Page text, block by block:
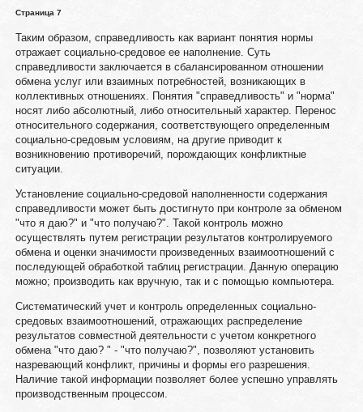
Страница 7
Таким образом, справедливость как вариант понятия нормы
отражает социально-средовое ее наполнение. Суть
справедливости заключается в сбалансированном отношении
обмена услуг или взаимных потребностей, возникающих в
коллективных отношениях. Понятия "справедливость" и "норма"
носят либо абсолютный, либо относительный характер. Перенос
относительного содержания, соответствующего определенным
социально-средовым условиям, на другие приводит к
возникновению противоречий, порождающих конфликтные
ситуации.
Установление социально-средовой наполненности содержания
справедливости может быть достигнуто при контроле за обменом
"что я даю?" и "что получаю?". Такой контроль можно
осуществлять путем регистрации результатов контролируемого
обмена и оценки значимости произведенных взаимоотношений с
последующей обработкой таблиц регистрации. Данную операцию
можно; производить как вручную, так и с помощью компьютера.
Систематический учет и контроль определенных социально-
средовых взаимоотношений, отражающих распределение
результатов совместной деятельности с учетом конкретного
обмена "что даю? " - "что получаю?", позволяют установить
назревающий конфликт, причины и формы его разрешения.
Наличие такой информации позволяет более успешно управлять
производственным процессом.